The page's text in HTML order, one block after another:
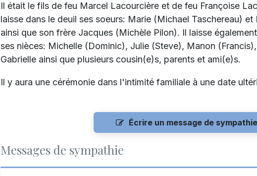
Il était le fils de feu Marcel Lacourcière et de feu Françoise
laisse dans le deuil ses soeurs: Marie (Michael Taschereau)
ainsi que son frère Jacques (Michèle Pilon). Il laisse
ses nièces: Michelle (Dominic), Julie (Steve), Manon
Gabrielle ainsi que plusieurs cousin(e)s, parents et ami(e)s.
Il y aura une cérémonie dans l'intimité familiale à une date
Écrire un message de sympathie
Messages de sympathie